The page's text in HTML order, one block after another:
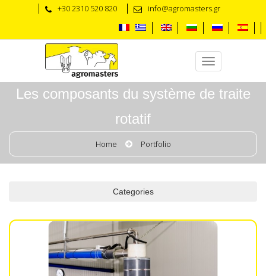
+30 2310 520 820 info@agromasters.gr
Les composants du système de traite
rotatif
Home Portfolio
Categories